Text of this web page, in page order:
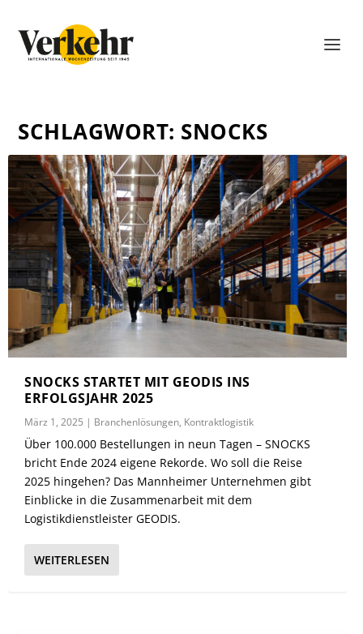
SCHLAGWORT: SNOCKS
SNOCKS STARTET MIT GEODIS INS
ERFOLGSJAHR 2025
März 1, 2025 | Branchenlösungen, Kontraktlogistik
Über 100.000 Bestellungen in neun Tagen – SNOCKS
bricht Ende 2024 eigene Rekorde. Wo soll die Reise
2025 hingehen? Das Mannheimer Unternehmen gibt
Einblicke in die Zusammenarbeit mit dem
Logistikdienstleister GEODIS.
WEITERLESEN